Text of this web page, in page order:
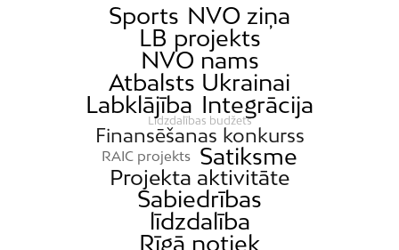
Sports NVO ziņa
LB projekts
NVO nams
Atbalsts Ukrainai
Labklājība Integrācija
Līdzdalības budžets
Finansēšanas konkurss
RAIC projekts Satiksme
Projekta aktivitāte
Sabiedrības
līdzdalība
Rīgā notiek